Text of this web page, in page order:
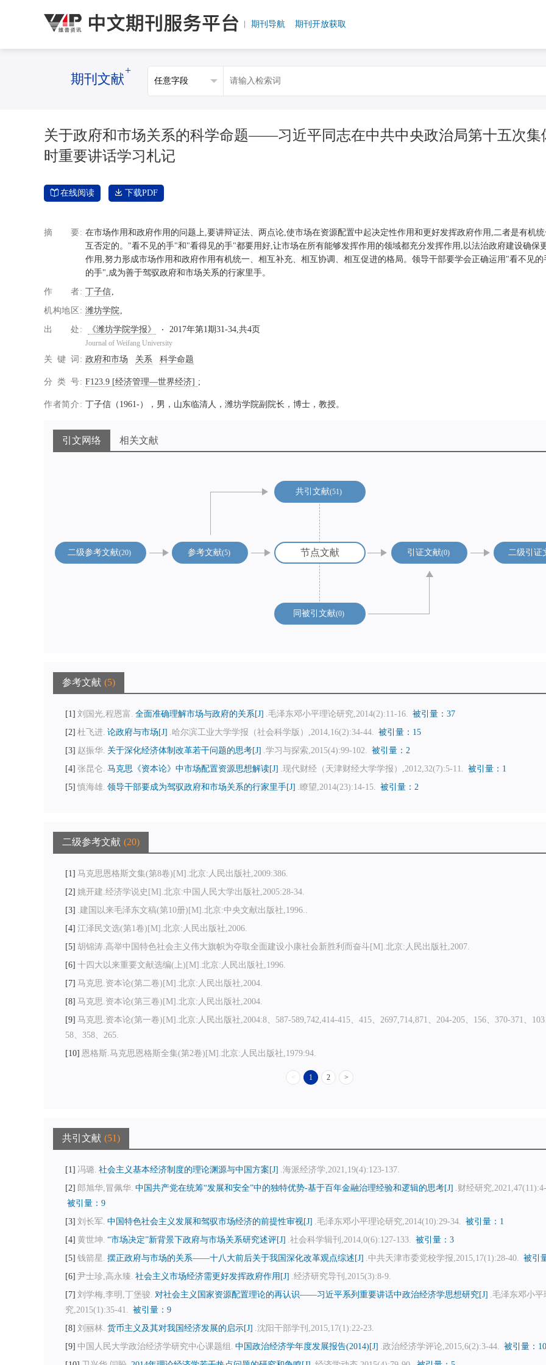
期刊导航 期刊开放获取
期刊文献
+
关于政府和市场关系的科学命题——习近平同志在中共中央政治局第十五次集
时重要讲话学习札记
在线阅读 下载PDF
摘要
在市场作用和政府作用的问题上,要讲辩证法、两点论,使市场在资源配置中起决定性作用和更好发挥政府作用,二者是有机
互否定的。"看不见的手"和"看得见的手"都要用好,让市场在所有能够发挥作用的领域都充分发挥作用,以法治政府建设确保
作用,努力形成市场作用和政府作用有机统一、相互补充、相互协调、相互促进的格局。领导干部要学会正确运用"看不见
的手",成为善于驾驭政府和市场关系的行家里手。
作者 丁子信
机构地区 潍坊学院
出处 《潍坊学院学报》 2017年第1期31-34,共4页
Journal of Weifang University
关键词 政府和市场 关系 科学命题
分类号 F123.9 [经济管理—世界经济]
作者简介 丁子信（1961-），男，山东临清人，潍坊学院副院长，博士，教授。
引文网络 相关文献
节点文献
二级参考文献 20 参考文献 5
共引文献 51
同被引文献 0
引证文献 0 二级引证
参考文献 5
1 刘国光,程恩富. 全面准确理解市场与政府的关系[J] .毛泽东邓小平理论研究,2014(2):11-16. 被引量：37
2 杜飞进. 论政府与市场[J] .哈尔滨工业大学学报（社会科学版）,2014,16(2):34-44. 被引量：15
3 赵振华. 关于深化经济体制改革若干问题的思考[J] .学习与探索,2015(4):99-102. 被引量：2
4 张昆仑. 马克思《资本论》中市场配置资源思想解读[J] .现代财经（天津财经大学学报）,2012,32(7):5-11. 被引量：1
5 慎海雄. 领导干部要成为驾驭政府和市场关系的行家里手[J] .瞭望,2014(23):14-15. 被引量：2
二级参考文献 20
1
马克思恩格斯文集(第8卷)[M].北京:人民出版社,2009:386.
2 姚开建.经济学说史[M].北京:中国人民大学出版社,2005:28-34.
3 .建国以来毛泽东文稿(第10册)[M].北京:中央文献出版社,1996..
4 江泽民文选(第1卷)[M].北京:人民出版社,2006.
5 胡锦涛.高举中国特色社会主义伟大旗帜为夺取全面建设小康社会新胜利而奋斗[M].北京:人民出版社,2007.
6 十四大以来重要文献选编(上)[M].北京:人民出版社,1996.
7 马克思.资本论(第二卷)[M].北京:人民出版社,2004.
8 马克思.资本论(第三卷)[M].北京:人民出版社,2004.
9 马克思.资本论(第一卷)[M].北京:人民出版社,2004:8、587-589,742,414-415、415、2697,714,871、204-205、156、370-371、
58、358、265.
10 恩格斯.马克思恩格斯全集(第2卷)[M].北京:人民出版社,1979:94.
< 1 2 >
共引文献 51
1 冯璐. 社会主义基本经济制度的理论渊源与中国方案[J] .海派经济学,2021,19(4):123-137.
2
郎旭华,冒佩华. 中国共产党在统筹“发展和安全”中的独特优势-基于百年金融治理经验和逻辑的思考[J] .财经研究
被引量：9
3 刘长军. 中国特色社会主义发展和驾驭市场经济的前提性审视[J] .毛泽东邓小平理论研究,2014(10):29-34. 被引量：1
4 黄世坤. “市场决定”新背景下政府与市场关系研究述评[J] .社会科学辑刊,2014,0(6):127-133. 被引量：3
5 钱箭星. 摆正政府与市场的关系——十八大前后关于我国深化改革观点综述[J] .中共天津市委党校学报,2015,17(1):28-40. 被引
6 尹士珍,高永臻. 社会主义市场经济需更好发挥政府作用[J] .经济研究导刊,2015(3):8-9.
7 刘学梅,李明,丁堡骏. 对社会主义国家资源配置理论的再认识——习近平系列重要讲话中政治经济学思想研究[J] .毛泽东邓小平
究,2015(1):35-41. 被引量：9
8 刘丽林. 货币主义及其对我国经济发展的启示[J] .沈阳干部学刊,2015,17(1):22-23.
9 中国人民大学政治经济学研究中心课题组. 中国政治经济学年度发展报告(2014)[J] .政治经济学评论,2015,6(2):3-44. 被引量：10